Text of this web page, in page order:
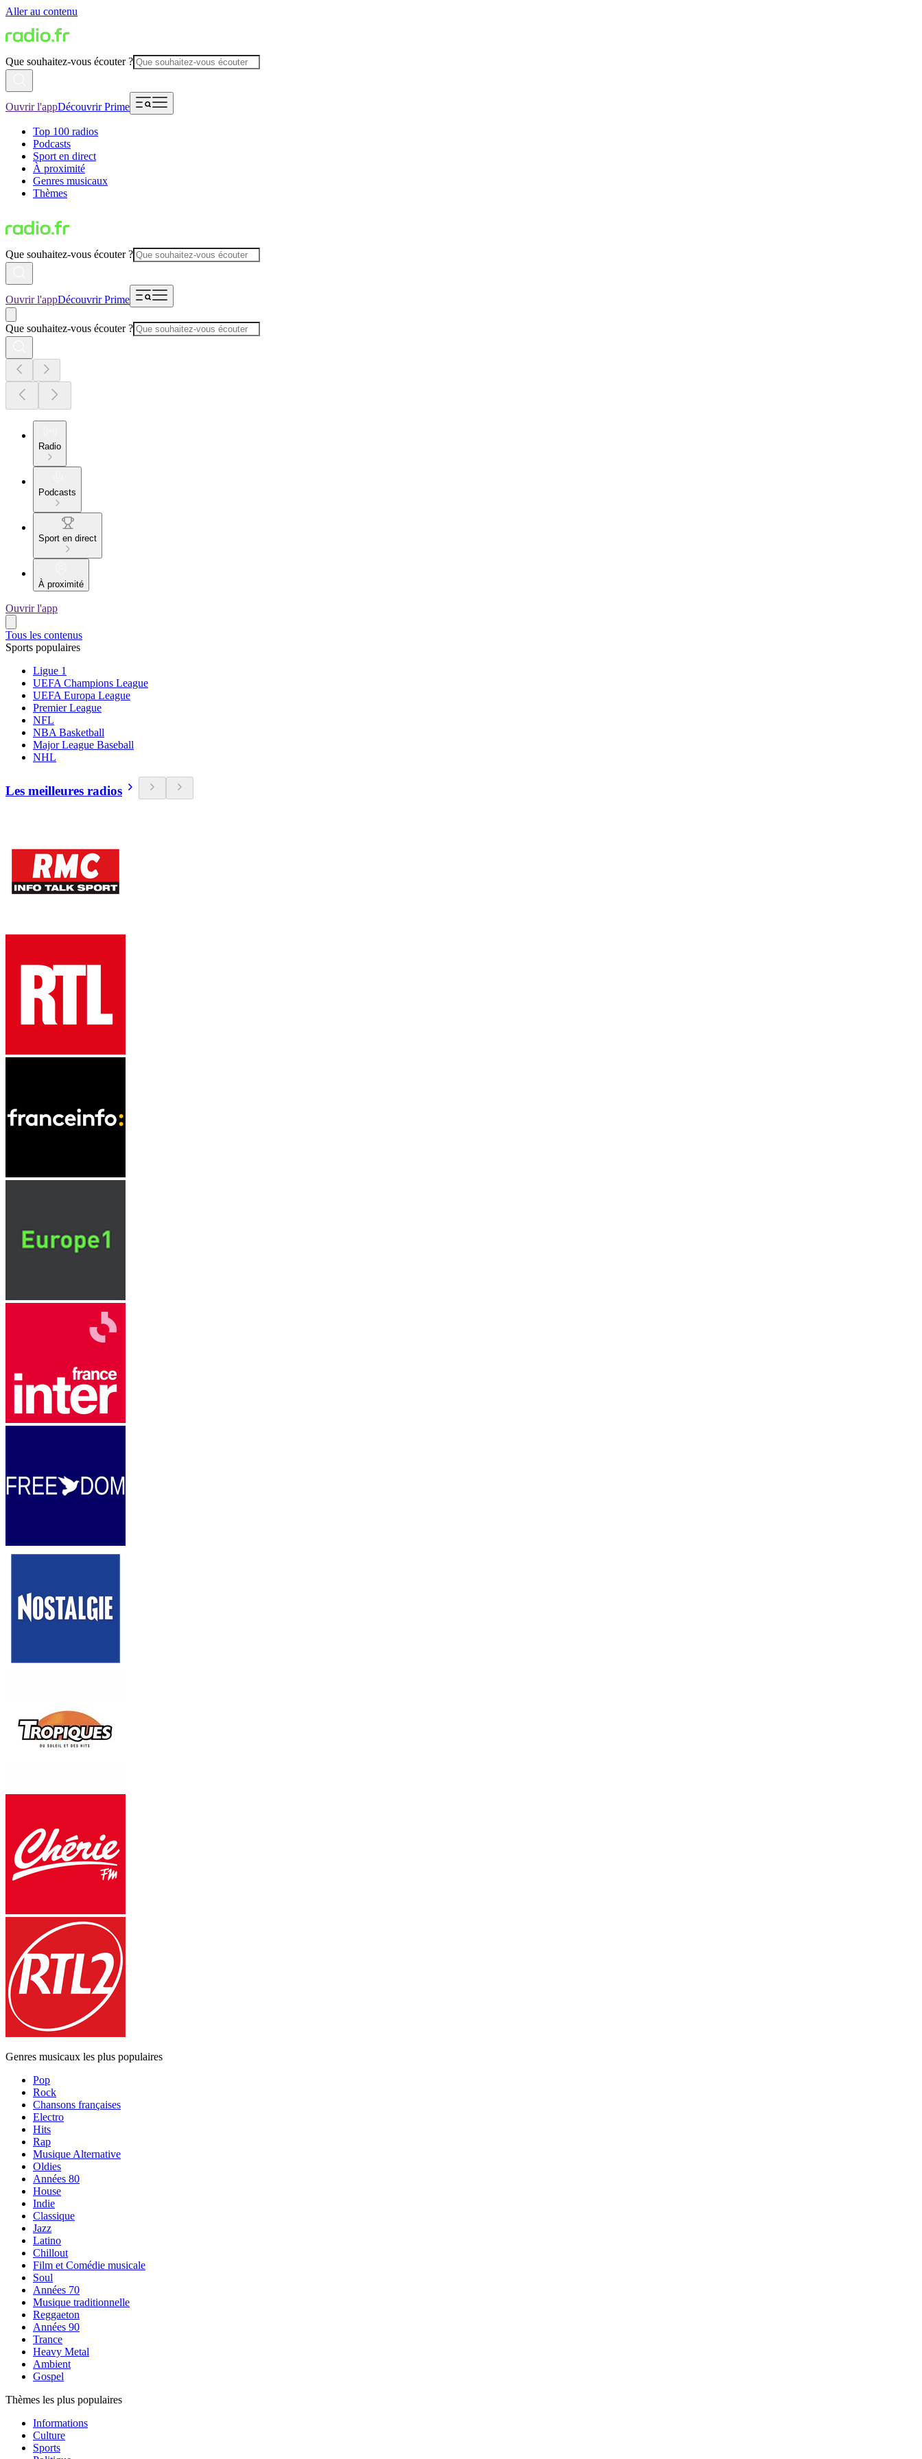
Aller au contenu
Que souhaitez-vous écouter ?
Ouvrir l'appDécouvrir Prime
Top 100 radios
Podcasts
Sport en direct
À proximité
Genres musicaux
Thèmes
Que souhaitez-vous écouter ?
Ouvrir l'appDécouvrir Prime
Que souhaitez-vous écouter ?
Radio
Podcasts
Sport en direct
À proximité
Ouvrir l'app
Tous les contenus
Sports populaires
Ligue 1
UEFA Champions League
UEFA Europa League
Premier League
NFL
NBA Basketball
Major League Baseball
NHL
Les meilleures radios
Genres musicaux les plus populaires
Pop
Rock
Chansons françaises
Electro
Hits
Rap
Musique Alternative
Oldies
Années 80
House
Indie
Classique
Jazz
Latino
Chillout
Film et Comédie musicale
Soul
Années 70
Musique traditionnelle
Reggaeton
Années 90
Trance
Heavy Metal
Ambient
Gospel
Thèmes les plus populaires
Informations
Culture
Sports